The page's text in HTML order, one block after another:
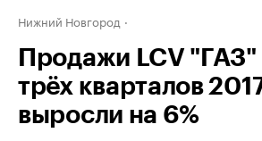
Нижний Новгород
Продажи LCV "ГАЗ"
трёх кварталов
выросли на 6%